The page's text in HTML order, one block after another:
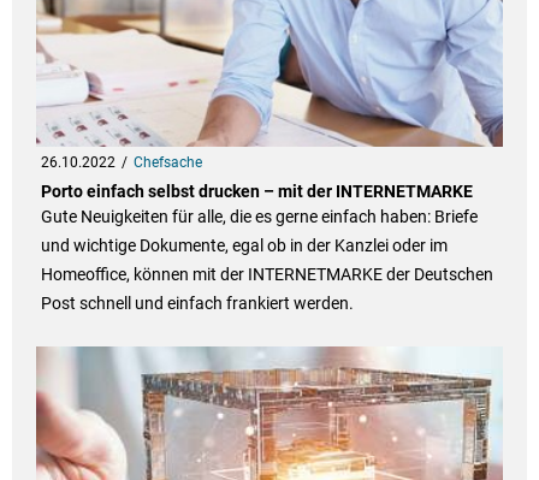
26.10.2022 Chefsache
Porto einfach selbst drucken – mit der INTERNETMARKE
Gute Neuigkeiten für alle, die es gerne einfach haben: Briefe
und wichtige Dokumente, egal ob in der Kanzlei oder im
Homeoffice, können mit der INTERNETMARKE der Deutschen
Post schnell und einfach frankiert werden.